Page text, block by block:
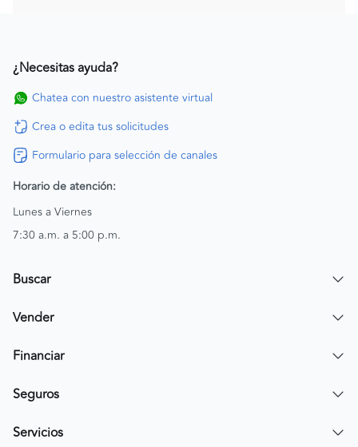
¿Necesitas ayuda?
Chatea con nuestro asistente virtual
Crea o edita tus solicitudes
Formulario para selección de canales
Horario de atención:
Lunes a Viernes
7:30 a.m. a 5:00 p.m.
Buscar
Encuentra un carro
Vender
Publicar mi vehículo
Financiar
Simular crédito
Seguros
Compra tu SOAT
Servicios